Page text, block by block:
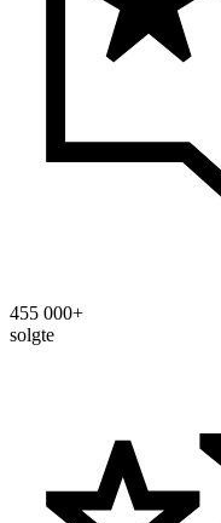
455 000+
solgte